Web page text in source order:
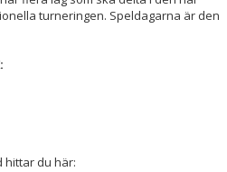
turneringen. Speldagarna är den
hittar du här: